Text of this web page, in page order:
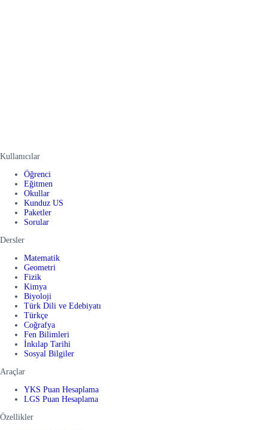
Kullanıcılar
Öğrenci
Eğitmen
Okullar
Kunduz US
Paketler
Sorular
Dersler
Matematik
Geometri
Fizik
Kimya
Biyoloji
Türk Dili ve Edebiyatı
Türkçe
Coğrafya
Fen Bilimleri
İnkılap Tarihi
Sosyal Bilgiler
Araçlar
YKS Puan Hesaplama
LGS Puan Hesaplama
Özellikler